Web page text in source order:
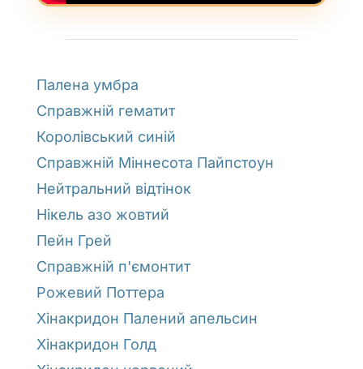
Палена умбра
Справжній гематит
Королівський синій
Справжній Міннесота Пайпстоун
Нейтральний відтінок
Нікель азо жовтий
Пейн Грей
Справжній п'ємонтит
Рожевий Поттера
Хінакридон Палений апельсин
Хінакридон Голд